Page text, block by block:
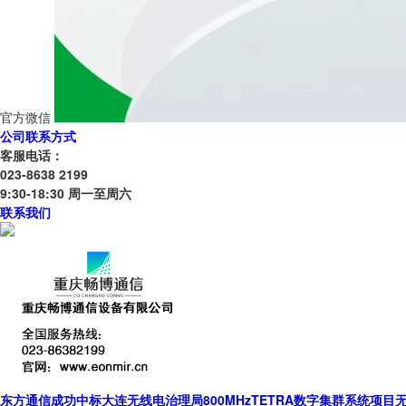
官方微信
公司联系方式
客服电话：
023-8638 2199
9:30-18:30 周一至周六
联系我们
东方通信成功中标大连无线电治理局800MHzTETRA数字集群系统项目